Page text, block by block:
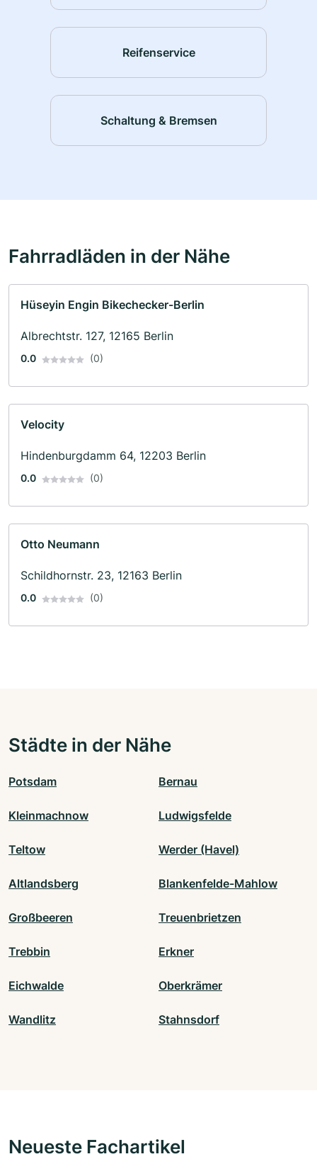
Reifenservice
Schaltung & Bremsen
Fahrradläden in der Nähe
Hüseyin Engin Bikechecker-Berlin
Albrechtstr. 127, 12165 Berlin
0.0 (0)
Velocity
Hindenburgdamm 64, 12203 Berlin
0.0 (0)
Otto Neumann
Schildhornstr. 23, 12163 Berlin
0.0 (0)
Städte in der Nähe
Potsdam Bernau
Kleinmachnow Ludwigsfelde
Teltow Werder (Havel)
Altlandsberg Blankenfelde-Mahlow
Großbeeren Treuenbrietzen
Trebbin Erkner
Eichwalde Oberkrämer
Wandlitz Stahnsdorf
Neueste Fachartikel